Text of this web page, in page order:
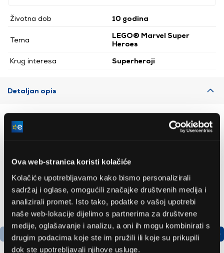
Ova web-stranica koristi kolačiće
Kolačiće upotrebljavamo kako bismo personalizirali
sadržaj i oglase, omogućili značajke društvenih medija i
analizirali promet. Isto tako, podatke o vašoj upotrebi
naše web-lokacije dijelimo s partnerima za društvene
medije, oglašavanje i analizu, a oni ih mogu kombinirati s
drugim podacima koje ste im pružili ili koje su prikupili
dok ste upotrebljavali njihove usluge.
Životna dob 10 godina
Tema
LEGO® Marvel Super
Heroes
Krug interesa
Superheroji
Detaljan opis